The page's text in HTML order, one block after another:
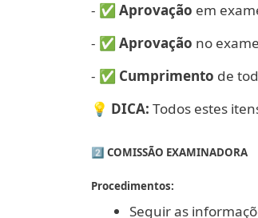
- ✅ Aprovação em
- ✅ Aprovação no
- ✅ Cumprimento de
💡 DICA: Todos estes
2️⃣ COMISSÃO EXAMINADORA
Procedimentos:
Seguir as